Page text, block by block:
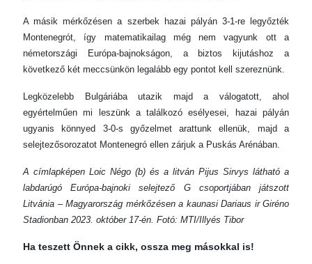
A másik mérkőzésen a szerbek hazai pályán 3-1-re legyőzték
Montenegrót, így matematikailag még nem vagyunk ott a
németországi Európa-bajnokságon, a biztos kijutáshoz a
következő két meccsünkön legalább egy pontot kell szereznünk.
Legközelebb Bulgáriába utazik majd a válogatott, ahol
egyértelműen mi leszünk a találkozó esélyesei, hazai pályán
ugyanis könnyed 3-0-s győzelmet arattunk ellenük, majd a
selejtezősorozatot Montenegró ellen zárjuk a Puskás Arénában.
A címlapképen Loic Négo (b) és a litván Pijus Sirvys látható a
labdarúgó Európa-bajnoki selejtező G csoportjában játszott
Litvánia – Magyarország mérkőzésen a kaunasi Dariaus ir Giréno
Stadionban 2023. október 17-én. Fotó: MTI/Illyés Tibor
Ha teszett Önnek a cikk, ossza meg másokkal is!